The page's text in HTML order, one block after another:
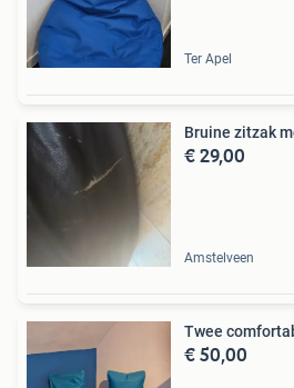
Ter Apel
Bruine zitzak
€ 29,00
Amstelveen
Twee
€ 50,00